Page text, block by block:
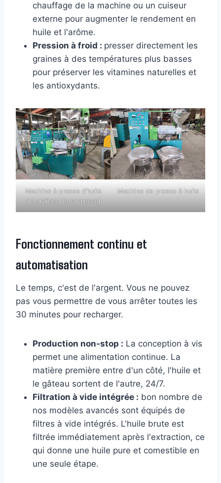
chauffage de la machine ou un cuiseur
externe pour augmenter le rendement en
huile et l'arôme.
Pression à froid : presser directement les
graines à des températures plus basses
pour préserver les vitamines naturelles et
les antioxydants.
Machine à presse d’huile
de graines de tournesol
Machine de presse à huile
Fonctionnement continu et
automatisation
Le temps, c'est de l'argent. Vous ne pouvez
pas vous permettre de vous arrêter toutes les
30 minutes pour recharger.
Production non-stop : La conception à vis
permet une alimentation continue. La
matière première entre d'un côté, l'huile et
le gâteau sortent de l'autre, 24/7.
Filtration à vide intégrée : bon nombre de
nos modèles avancés sont équipés de
filtres à vide intégrés. L'huile brute est
filtrée immédiatement après l'extraction, ce
qui donne une huile pure et comestible en
une seule étape.